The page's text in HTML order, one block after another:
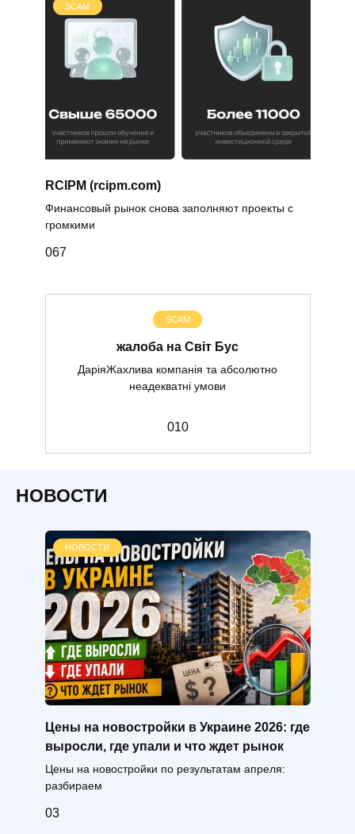
SCAM
RCIPM (rcipm.com)
Финансовый рынок снова заполняют проекты с
громкими
067
SCAM
жалоба на Світ Бус
ДаріяЖахлива компанія та абсолютно
неадекватні умови
010
НОВОСТИ
НОВОСТИ
Цены на новостройки в Украине 2026: где
выросли, где упали и что ждет рынок
Цены на новостройки по результатам апреля:
разбираем
03